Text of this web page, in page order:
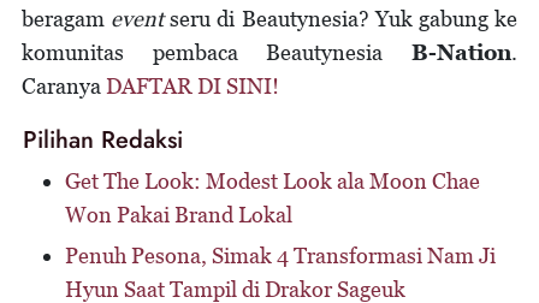
beragam eventseru di Beautynesia? Yuk gabung ke
komunitas pembaca Beautynesia B-Nation.
Caranya DAFTAR DI SINI!
Pilihan Redaksi
Get The Look: Modest Look ala Moon Chae
Won Pakai Brand Lokal
Penuh Pesona, Simak 4 Transformasi Nam Ji
Hyun Saat Tampil di Drakor Sageuk